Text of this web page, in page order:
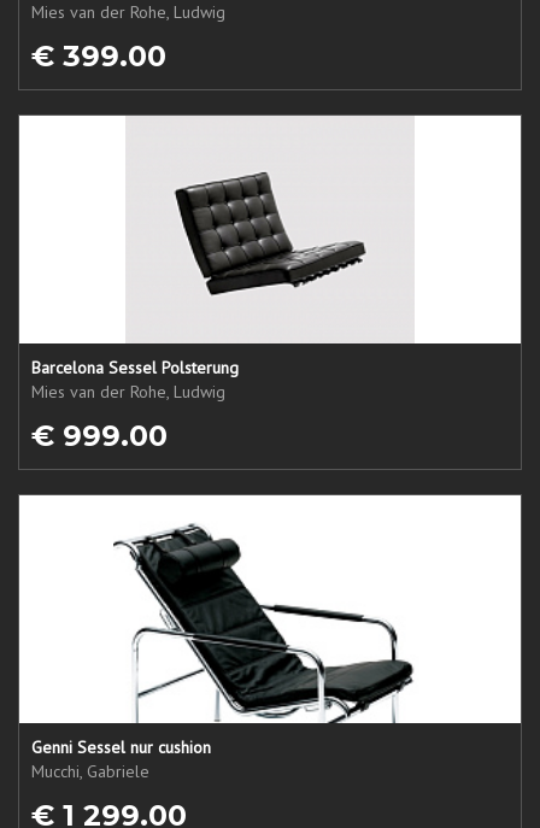
Mies van der Rohe, Ludwig
€ 399.00
Barcelona Sessel Polsterung
Mies van der Rohe, Ludwig
€ 999.00
Genni Sessel nur cushion
Mucchi, Gabriele
€ 1 299.00